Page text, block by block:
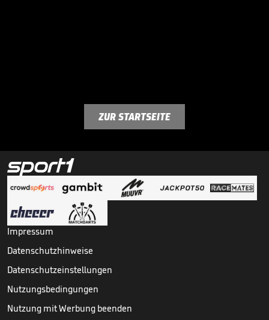
ZUR STARTSEITE
Impressum
Datenschutzhinweise
Datenschutzeinstellungen
Nutzungsbedingungen
Nutzung mit Werbung beenden